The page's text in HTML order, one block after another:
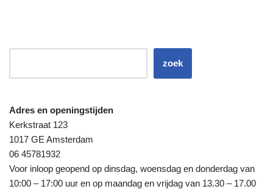
zoek
Adres en openingstijden
Kerkstraat 123
1017 GE Amsterdam
06 45781932
Voor inloop geopend op dinsdag, woensdag en donderdag van
10:00 – 17:00 uur en op maandag en vrijdag van 13.30 – 17.00